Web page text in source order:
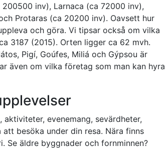
inv), Larnaca (ca 72000 inv),
Protaras (ca 20200 inv). Oavsett hur
och göra. Vi tipsar också om vilka
3187 (2015). Orten ligger ca 62 mvh.
Pigí, Goúfes, Miliá och Gýpsou är
även om vilka företag som man kan hyra
evenemang, sevärdheter,
besöka under din resa. Nära finns
Se äldre byggnader och fornminnen?